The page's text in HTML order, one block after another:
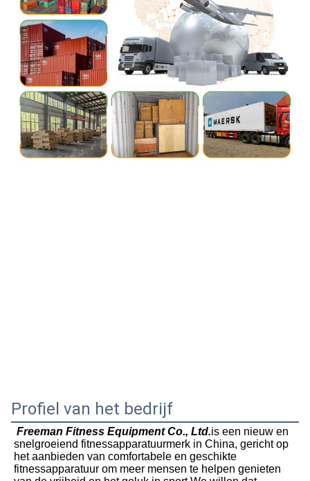
Profiel van het bedrijf
Freeman Fitness Equipment Co., Ltd.is een nieuw en
snelgroeiend fitnessapparatuurmerk in China, gericht op
het aanbieden van comfortabele en geschikte
fitnessapparatuur om meer mensen te helpen genieten